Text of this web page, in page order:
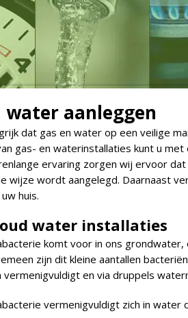
water aanleggen
dat gas en water op een veilige
gas- en waterinstallaties kunt u
ervaring zorgen wij ervoor
wijze wordt aangelegd. Daarnaast
huis.
water installaties
komt voor in ons
zijn dit kleine aantallen
vermenigvuldigt en via druppels
vermenigvuldigt zich in water